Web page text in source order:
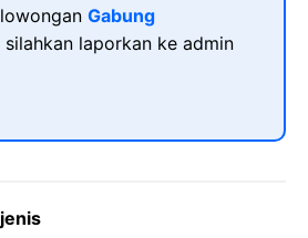
Gabung
laporkan ke admin